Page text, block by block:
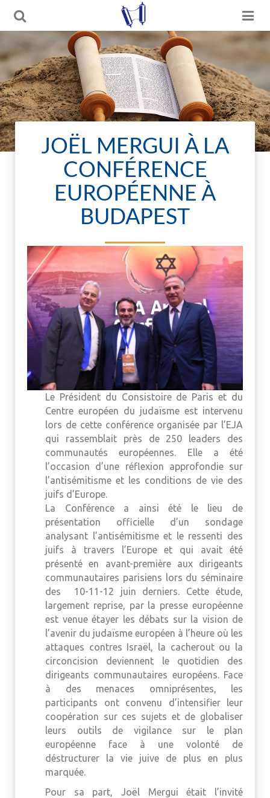
JOËL MERGUI À LA
CONFÉRENCE
EUROPÉENNE À
BUDAPEST
Le Président du Consistoire de Paris et du
Centre européen du judaïsme est intervenu
lors de cette conférence organisée par l’EJA
qui rassemblait près de 250 leaders des
communautés européennes. Elle a été
l’occasion d’une réflexion approfondie sur
l’antisémitisme et les conditions de vie des
juifs d’Europe.
La Conférence a ainsi été le lieu de
présentation officielle d’un sondage
analysant l’antisémitisme et le ressenti des
juifs à travers l’Europe et qui avait été
présenté en avant-première aux dirigeants
communautaires parisiens lors du séminaire
des 10-11-12 juin derniers. Cette étude,
largement reprise, par la presse européenne
est venue étayer les débats sur la vision de
l’avenir du judaïsme européen à l’heure où les
attaques contres Israël, la cacherout ou la
circoncision deviennent le quotidien des
dirigeants communautaires européens. Face
à des menaces omniprésentes, les
participants ont convenu d’intensifier leur
coopération sur ces sujets et de globaliser
leurs outils de vigilance sur le plan
européenne face à une volonté de
déstructurer la vie juive de plus en plus
marquée.
Pour sa part, Joël Mergui était l’invité